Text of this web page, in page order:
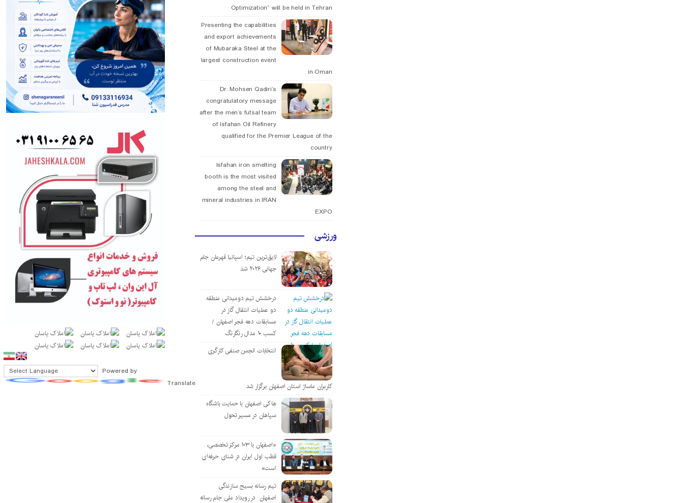
Optimization” will be held in Tehran
Presenting the capabilities
and export achievements
of Mubaraka Steel at the
largest construction event
in Oman
Dr. Mohsen Qadiri’s
congratulatory message
after the men’s futsal team
of Isfahan Oil Refinery
qualified for the Premier League of the
country
Isfahan iron smelting
booth is the most visited
among the steel and
mineral industries in IRAN
EXPO
ورزشی
لایق‌ترین تیم؛ اسپانیا قهرمان جام
جهانی ۲۰۲۶ شد
درخشش تیم دومیدانی منطقه
دو عملیات انتقال گاز در
مسابقات دهه فجر اصفهان /
کسب ۱۰ مدال رنگارنگ
انتخابات انجمن صنفی کارگری
کاربران ماساژ استان اصفهان برگزار شد
هاکی اصفهان با حمایت باشگاه
سپاهان در مسیر تحول
«اصفهان با ۱۰۳ مرکز تخصصی،
قطب اول ایران در شنای حرفه‌ای
است»
تیم رسانه بسیج سازندگی
اصفهان در رویداد ملی جام رسانه
Powered by
Translate